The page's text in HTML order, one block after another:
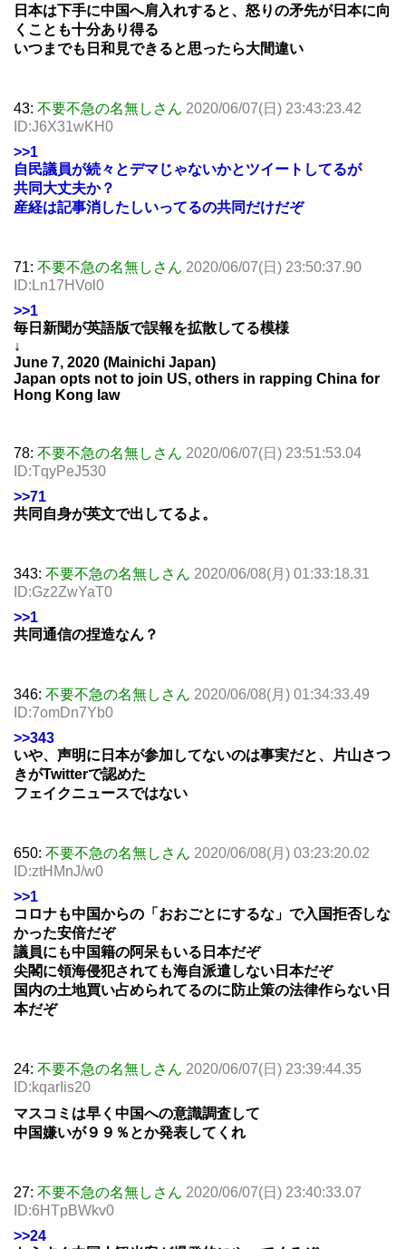
日本は下手に中国へ肩入れすると、怒りの矛先が日本に向
くことも十分あり得る
いつまでも日和見できると思ったら大間違い
43: 不要不急の名無しさん 2020/06/07(日) 23:43:23.42
ID:J6X31wKH0
>>1
自民議員が続々とデマじゃないかとツイートしてるが
共同大丈夫か？
産経は記事消したしいってるの共同だけだぞ
71: 不要不急の名無しさん 2020/06/07(日) 23:50:37.90
ID:Ln17HVol0
>>1
毎日新聞が英語版で誤報を拡散してる模様
↓
June 7, 2020 (Mainichi Japan)
Japan opts not to join US, others in rapping China for
Hong Kong law
78: 不要不急の名無しさん 2020/06/07(日) 23:51:53.04
ID:TqyPeJ530
>>71
共同自身が英文で出してるよ。
343: 不要不急の名無しさん 2020/06/08(月) 01:33:18.31
ID:Gz2ZwYaT0
>>1
共同通信の捏造なん？
346: 不要不急の名無しさん 2020/06/08(月) 01:34:33.49
ID:7omDn7Yb0
>>343
いや、声明に日本が参加してないのは事実だと、片山さつ
きがTwitterで認めた
フェイクニュースではない
650: 不要不急の名無しさん 2020/06/08(月) 03:23:20.02
ID:ztHMnJ/w0
>>1
コロナも中国からの「おおごとにするな」で入国拒否しな
かった安倍だぞ
議員にも中国籍の阿呆もいる日本だぞ
尖閣に領海侵犯されても海自派遣しない日本だぞ
国内の土地買い占められてるのに防止策の法律作らない日
本だぞ
24: 不要不急の名無しさん 2020/06/07(日) 23:39:44.35
ID:kqarIis20
マスコミは早く中国への意識調査して
中国嫌いが９９％とか発表してくれ
27: 不要不急の名無しさん 2020/06/07(日) 23:40:33.07
ID:6HTpBWkv0
>>24